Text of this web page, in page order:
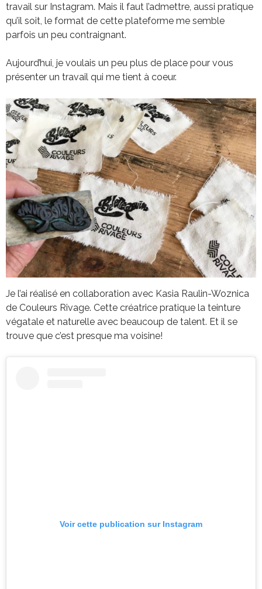
travail sur Instagram. Mais il faut l’admettre, aussi pratique
qu’il soit, le format de cette plateforme me semble
parfois un peu contraignant.
Aujourd’hui, je voulais un peu plus de place pour vous
présenter un travail qui me tient à coeur.
Je l’ai réalisé en collaboration avec Kasia Raulin-Woznica
de Couleurs Rivage. Cette créatrice pratique la teinture
végatale et naturelle avec beaucoup de talent. Et il se
trouve que c’est presque ma voisine!
Voir cette publication sur Instagram